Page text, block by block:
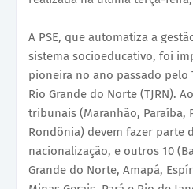
A PSE, que automatiza a
sistema socioeducativo, foi
pioneira no ano passado pelo
Rio Grande do Norte (TJRN).
tribunais (Maranhão, Paraíba,
Rondônia) devem fazer parte
nacionalização, e outros 10
Grande do Norte, Amapá,